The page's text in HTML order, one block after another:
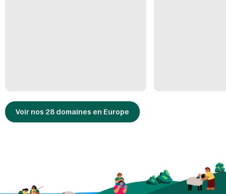
Maasmechelen et juste à côté du parc national de la Haute Campine,
avec des cottages indépendants au bord de l'eau.
Voir nos 28 domaines en Europe